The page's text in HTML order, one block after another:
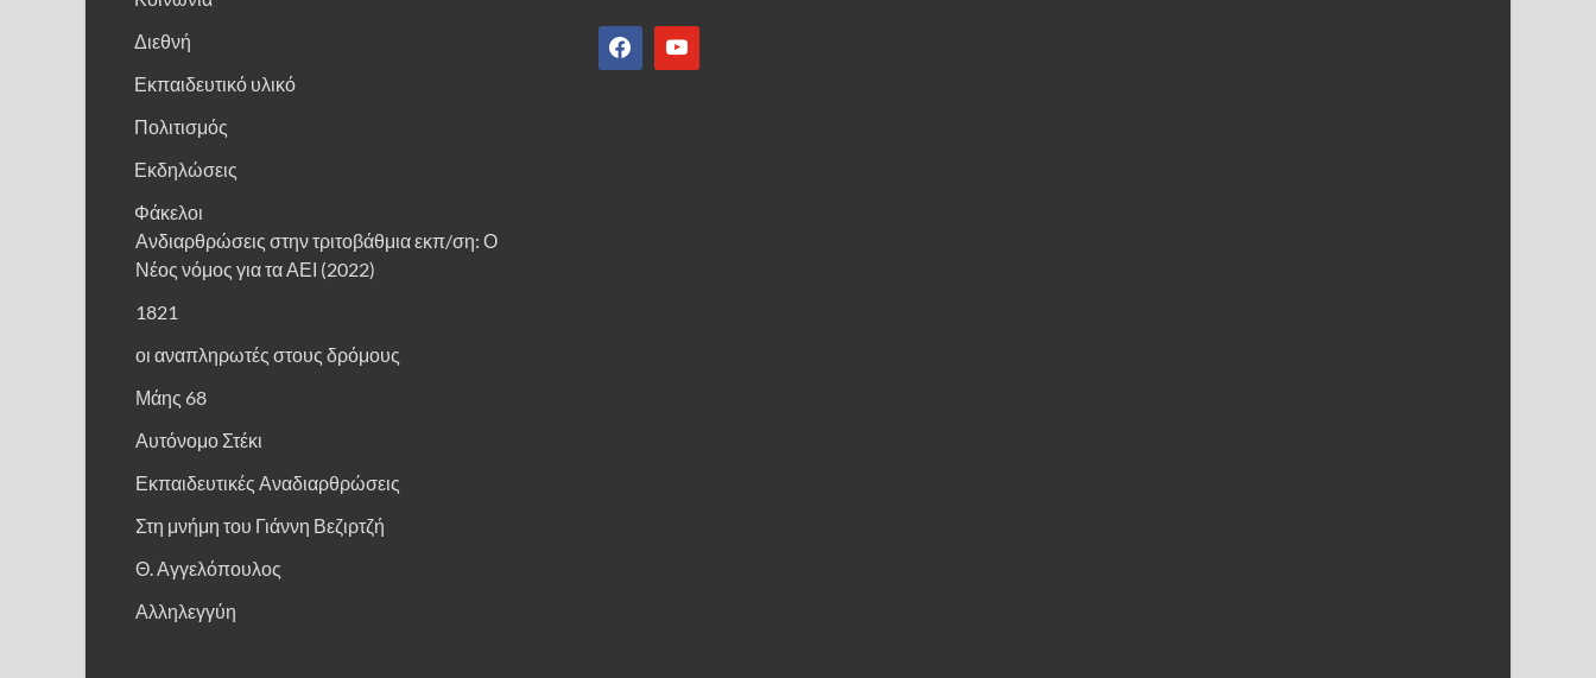
Διεθνή
Εκπαιδευτικό υλικό
Πολιτισμός
Εκδηλώσεις
Φάκελοι
Ανδιαρθρώσεις στην τριτοβάθμια εκπ/ση: Ο
Νέος νόμος για τα ΑΕΙ (2022)
1821
οι αναπληρωτές στους δρόμους
Μάης 68
Αυτόνομο Στέκι
Εκπαιδευτικές Αναδιαρθρώσεις
Στη μνήμη του Γιάννη Βεζιρτζή
Θ. Αγγελόπουλος
Αλληλεγγύη